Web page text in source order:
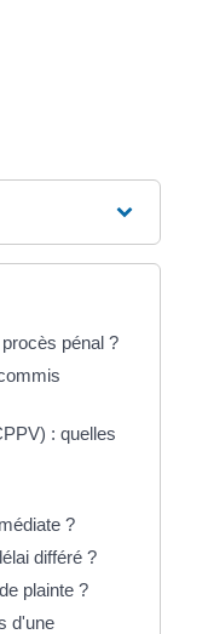
pénal ?
: quelles
?
différé ?
plainte ?
d'une